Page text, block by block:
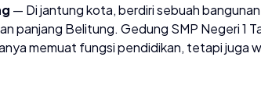
— Di jantung kota, berdiri sebuah
panjang Belitung. Gedung SMP Negeri 1
memuat fungsi pendidikan, tetapi juga